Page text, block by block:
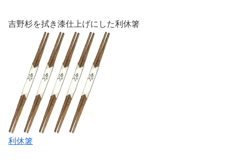
吉野杉を拭き漆仕上げにした利休箸
利休箸